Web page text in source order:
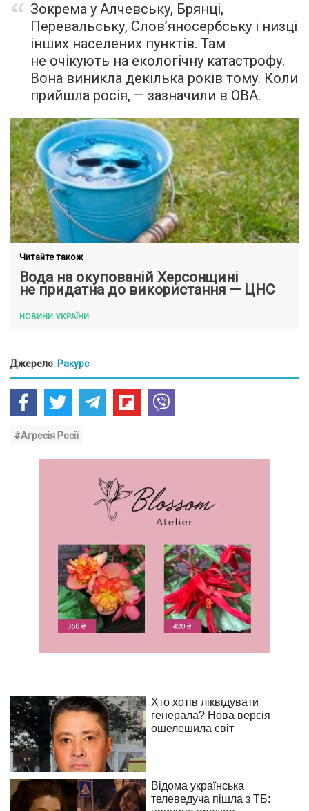
Зокрема у Алчевську, Брянці,
Перевальську, Слов’яносербську і низці
інших населених пунктів. Там
не очікують на екологічну катастрофу.
Вона виникла декілька років тому. Коли
прийшла росія, — зазначили в ОВА.
Читайте також
Вода на окупованій Херсонщині
не придатна до використання — ЦНС
НОВИНИ УКРАЇНИ
Джерело: Ракурс
#Агресія Росії